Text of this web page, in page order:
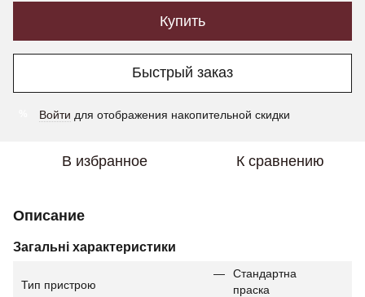
Купить
Быстрый заказ
Войти для отображения накопительной скидки
В избранное К сравнению
Описание
Загальні характеристики
Тип пристрою
Стандартна
праска